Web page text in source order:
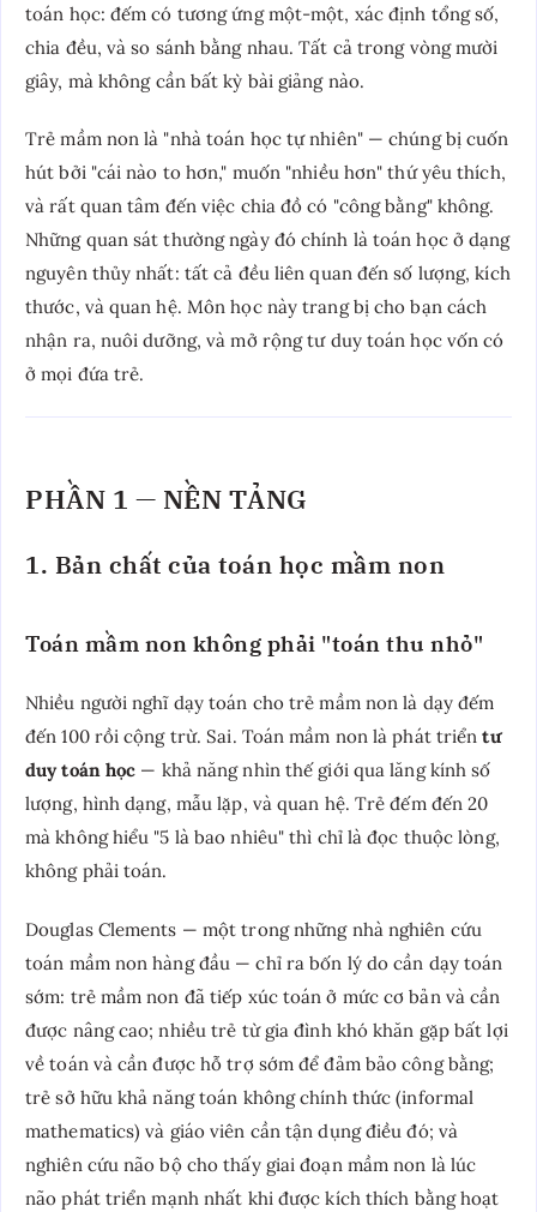
toán học: đếm có tương ứng một-một, xác định tổng số,
chia đều, và so sánh bằng nhau. Tất cả trong vòng mười
giây, mà không cần bất kỳ bài giảng nào.
Trẻ mầm non là "nhà toán học tự nhiên" — chúng bị cuốn
hút bởi "cái nào to hơn," muốn "nhiều hơn" thứ yêu thích,
và rất quan tâm đến việc chia đồ có "công bằng" không.
Những quan sát thường ngày đó chính là toán học ở dạng
nguyên thủy nhất: tất cả đều liên quan đến số lượng, kích
thước, và quan hệ. Môn học này trang bị cho bạn cách
nhận ra, nuôi dưỡng, và mở rộng tư duy toán học vốn có
ở mọi đứa trẻ.
PHẦN 1 — NỀN TẢNG
1. Bản chất của toán học mầm non
Toán mầm non không phải "toán thu nhỏ"
Nhiều người nghĩ dạy toán cho trẻ mầm non là dạy đếm
đến 100 rồi cộng trừ. Sai. Toán mầm non là phát triểntư
duy toán học — khả năng nhìn thế giới qua lăng kính số
lượng, hình dạng, mẫu lặp, và quan hệ. Trẻ đếm đến 20
mà không hiểu "5 là bao nhiêu" thì chỉ là đọc thuộc lòng,
không phải toán.
Douglas Clements — một trong những nhà nghiên cứu
toán mầm non hàng đầu — chỉ ra bốn lý do cần dạy toán
sớm: trẻ mầm non đã tiếp xúc toán ở mức cơ bản và cần
được nâng cao; nhiều trẻ từ gia đình khó khăn gặp bất lợi
về toán và cần được hỗ trợ sớm để đảm bảo công bằng;
trẻ sở hữu khả năng toán không chính thức (informal
mathematics) và giáo viên cần tận dụng điều đó; và
nghiên cứu não bộ cho thấy giai đoạn mầm non là lúc
não phát triển mạnh nhất khi được kích thích bằng hoạt